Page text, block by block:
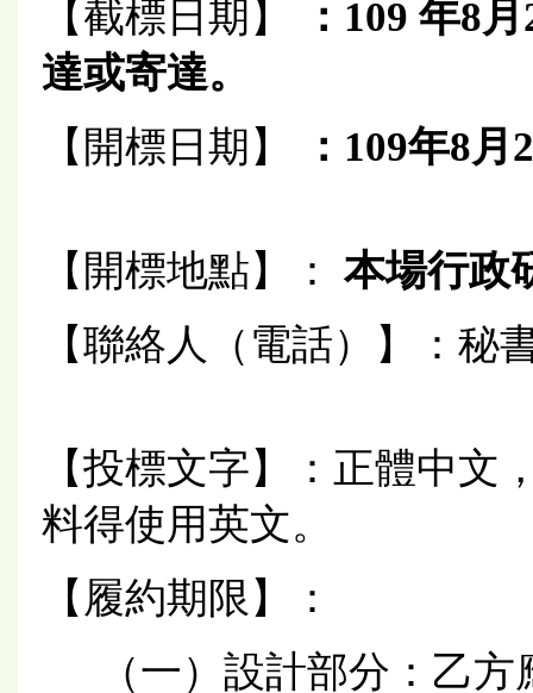
【截標日期】
：109 年8月
達或寄達。
【開標日期】
： 109年8月
【開標地點】： 本場行政
【聯絡人（電話）】：秘
【投標文字】：正體中文
料得使用英文。
【履約期限】：
（一）設計部分：乙